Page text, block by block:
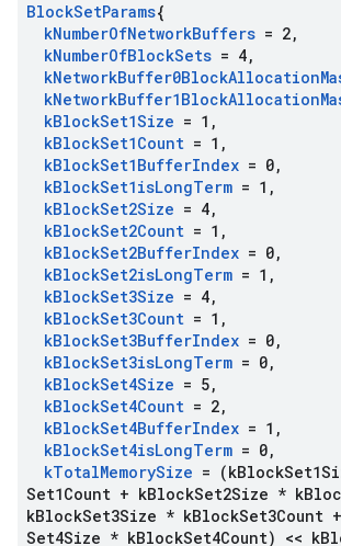
BlockSetParams{
kNumberOfNetworkBuffers = 2,
kNumberOfBlockSets = 4,
kNetworkBuffer0BlockAllocation
kNetworkBuffer1BlockAllocation
kBlockSet1Size = 1 ,
kBlockSet1Count = 1 ,
kBlockSet1BufferIndex = 0,
kBlockSet1isLongTerm = 1 ,
kBlockSet2Size = 4,
kBlockSet2Count = 1 ,
kBlockSet2BufferIndex = 0,
kBlockSet2isLongTerm = 1 ,
kBlockSet3Size = 4,
kBlockSet3Count = 1 ,
kBlockSet3BufferIndex = 0,
kBlockSet3isLongTerm = 0,
kBlockSet4Size = 5,
kBlockSet4Count = 2,
kBlockSet4BufferIndex = 1 ,
kBlockSet4isLongTerm = 0,
kTotalMemorySize = (kBlock
Set1Count + kBlockSet2Size * k
kBlockSet3Size * kBlockSet3Count
Set4Size * kBlockSet4Count) << k